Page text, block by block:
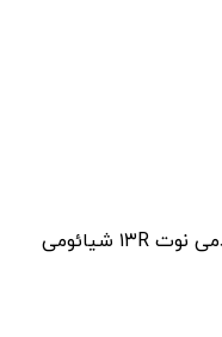
/ گوشی ردمی نوت ۱۳R شیائومی